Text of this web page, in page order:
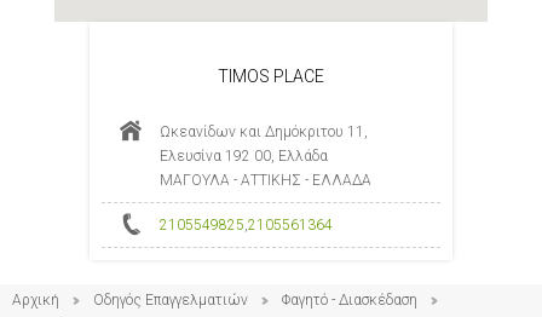
TIMOS PLACE
Ωκεανίδων και Δημόκριτου 11,
Ελευσίνα 192 00, Ελλάδα
ΜΑΓΟΥΛΑ - ΑΤΤΙΚΗΣ - ΕΛΛΑΔΑ
2105549825,2105561364
Αρχική Οδηγός Επαγγελματιών
Φαγητό - Διασκέδαση